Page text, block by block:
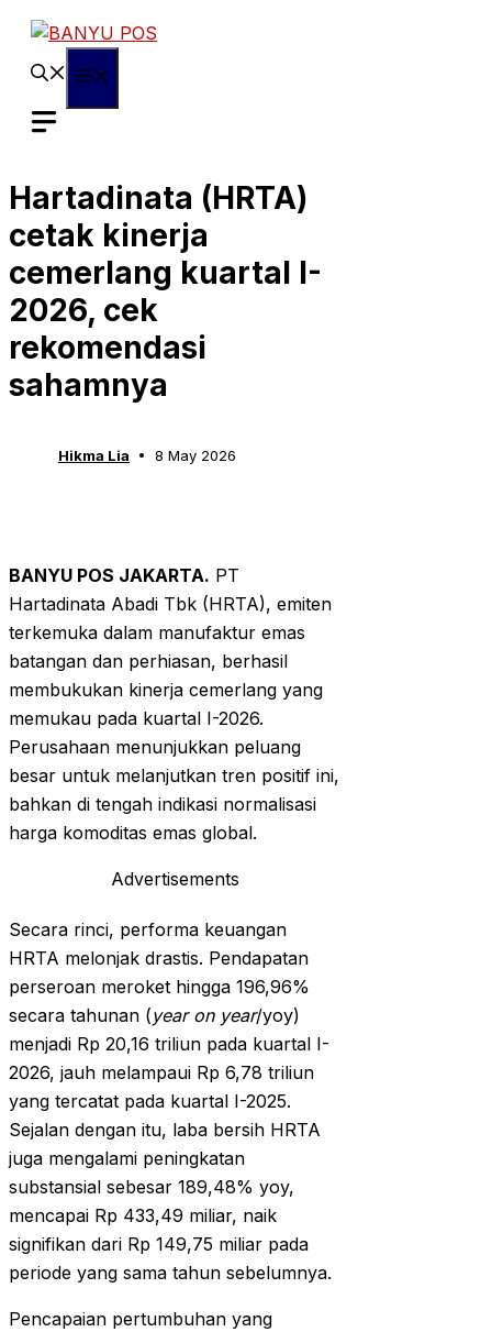
Skip
content
Hartadinata (HRTA)
cetak kinerja
cemerlang kuartal I-
2026, cek
rekomendasi
sahamnya
Hikma Lia 8 May 2026
BANYU POS JAKARTA. PT
Hartadinata Abadi Tbk (HRTA), emiten
terkemuka dalam manufaktur emas
batangan dan perhiasan, berhasil
membukukan kinerja cemerlang yang
memukau pada kuartal I-2026.
Perusahaan menunjukkan peluang
besar untuk melanjutkan tren positif ini,
bahkan di tengah indikasi normalisasi
harga komoditas emas global.
Advertisements
Secara rinci, performa keuangan
HRTA melonjak drastis. Pendapatan
perseroan meroket hingga 196,96%
secara tahunan (year on year/yoy)
menjadi Rp 20,16 triliun pada kuartal I-
2026, jauh melampaui Rp 6,78 triliun
yang tercatat pada kuartal I-2025.
Sejalan dengan itu, laba bersih HRTA
juga mengalami peningkatan
substansial sebesar 189,48% yoy,
mencapai Rp 433,49 miliar, naik
signifikan dari Rp 149,75 miliar pada
periode yang sama tahun sebelumnya.
Pencapaian pertumbuhan yang